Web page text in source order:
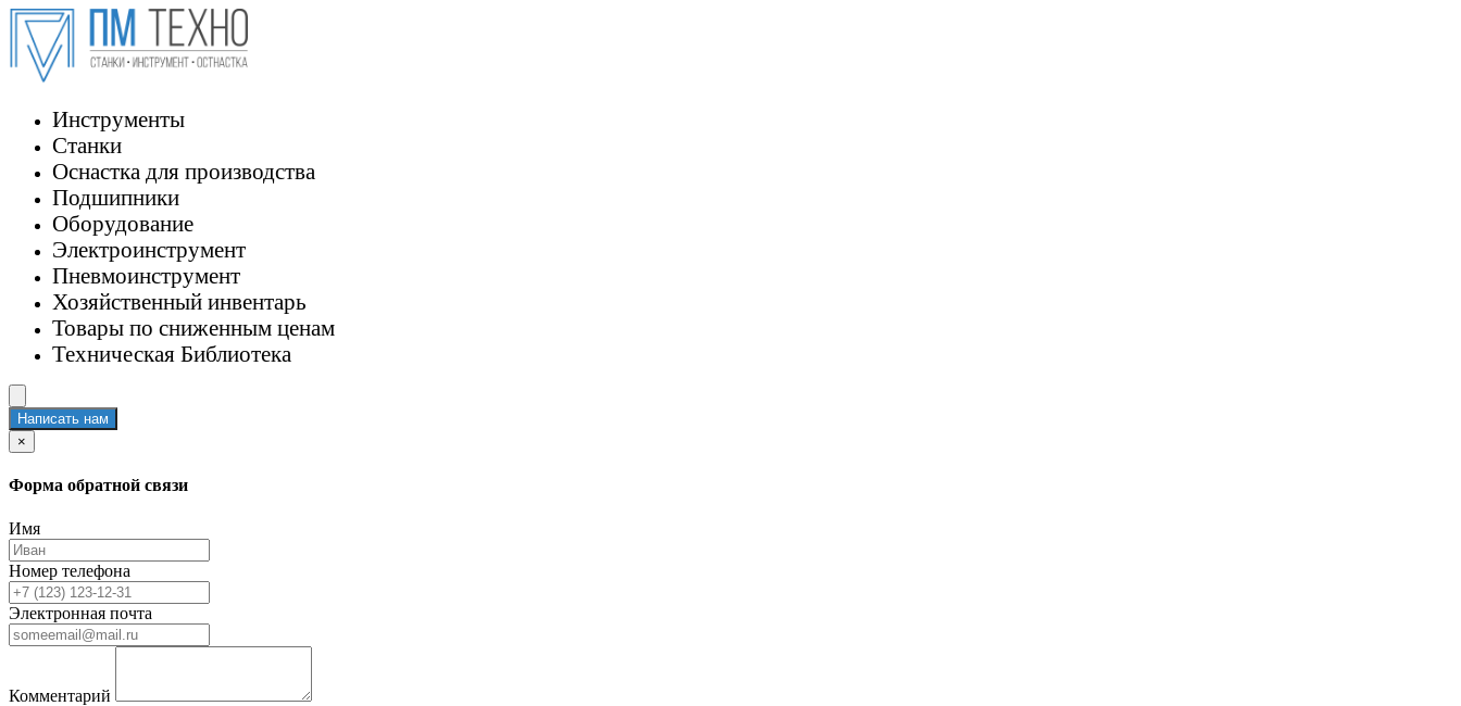
Инструменты
Станки
Оснастка для производства
Подшипники
Оборудование
Электроинструмент
Пневмоинструмент
Хозяйственный инвентарь
Товары по сниженным ценам
Техническая Библиотека
Написать нам
×
Форма обратной связи
Имя
Номер телефона
Электронная почта
Комментарий